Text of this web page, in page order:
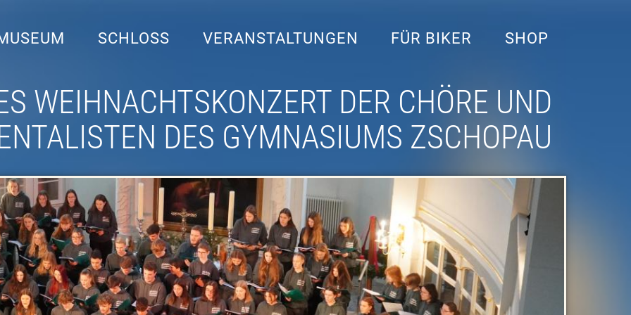
SCHLOSS VERANSTALTUNGEN FÜR BIKER SHOP
WEIHNACHTSKONZERT DER CHÖRE UND
DES GYMNASIUMS ZSCHOPAU